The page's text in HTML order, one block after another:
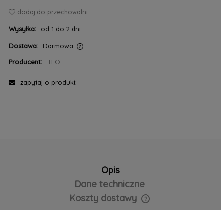
dodaj do przechowalni
Wysyłka: od 1 do 2 dni
Dostawa:
Darmowa
Producent:
TFO
zapytaj o produkt
Opis
Dane techniczne
Koszty dostawy
Cena nie zawiera ewentualnych kosztów płatności